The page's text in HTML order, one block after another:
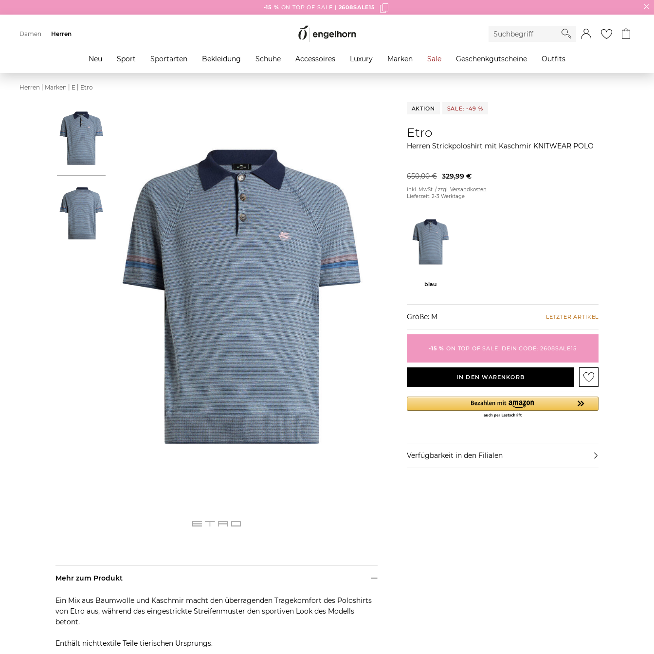
-15 % ON TOP OF SALE | 2608SALE15
Damen Herren
Neu Sport Sportarten Bekleidung Schuhe Accessoires Luxury Marken Sale Geschenkgutscheine Outfits
Herren Marken E Etro
AKTION SALE: -49 %
Etro
Herren Strickpoloshirt mit Kaschmir KNITWEAR POLO
329,99 €
650,00 €
inkl. MwSt. / zzgl. Versandkosten
Lieferzeit: 2-3 Werktage
blau
Größe: M LETZTER ARTIKEL
-15 % ON TOP OF SALE! DEIN CODE: 2608SALE15
IN DEN WARENKORB
Verfügbarkeit in den Filialen
Mehr zum Produkt
Ein Mix aus Baumwolle und Kaschmir macht den überragenden Tragekomfort des Poloshirts
von Etro aus, während das eingestrickte Streifenmuster den sportiven Look des Modells
betont.
Enthält nichttextile Teile tierischen Ursprungs.